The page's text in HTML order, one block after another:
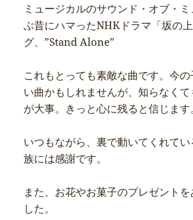
ミュージカルのサウンド・オブ・
ぶ昔にハマったNHKドラマ「坂の
グ、”Stand Alone”
これもとっても素敵な曲です。今
い曲かもしれませんが、知らなく
が大事。きっと心に残ると信じます
いつもながら、裏で動いてくれて
族には感謝です。
また、お花やお菓子のプレゼント
した。